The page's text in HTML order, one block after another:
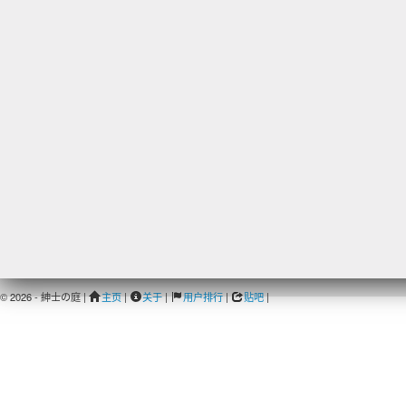
© 2026 - 紳士の庭 | 主页| 关于| 用户排行| 贴吧|